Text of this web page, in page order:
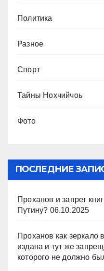
Политика
Разное
Спорт
Тайны Нохчийчоь
Фото
ПОСЛЕДНИЕ
Проханов и запрет
Путину? 06.10.2025
Проханов как зеркало
издана и тут же
которого не должно